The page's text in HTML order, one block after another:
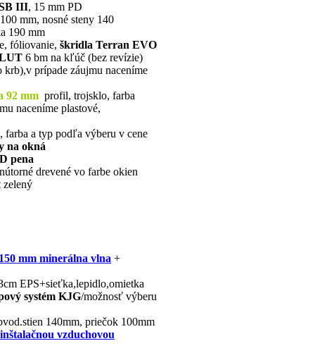
III, 15 mm PD
mm, nosné steny 140
190 mm
fóliovanie, škridla Terran EVO
6 bm na kľúč (bez revízie)
krb),v prípade záujmu naceníme
92 mm profil, trojsklo, farba
naceníme plastové,
farba a typ podľa výberu v cene
na okná
pena
drevené vo farbe okien
zelený
mm minerálna vlna +
EPS+sieťka,lepidlo,omietka
systém KJG/možnosť výberu
140mm, priečok 100mm
vzduchovou